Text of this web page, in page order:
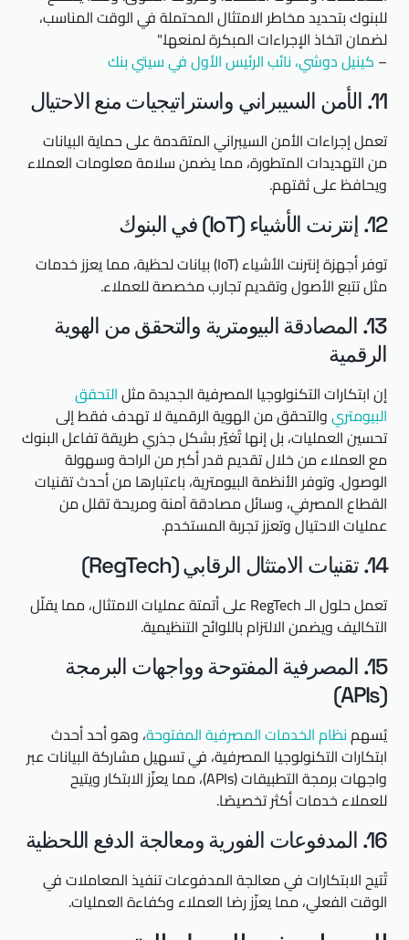
للبنوك بتحديد مخاطر الامتثال المحتملة في الوقت المناسب،
لضمان اتخاذ الإجراءات المبكرة لمنعها."
– كينيل دوشي، نائب الرئيس الأول في سيتي بنك
11. الأمن السيبراني واستراتيجيات منع الاحتيال
تعمل إجراءات الأمن السيبراني المتقدمة على حماية البيانات
من التهديدات المتطورة، مما يضمن سلامة معلومات العملاء
ويحافظ على ثقتهم.
12. إنترنت الأشياء (IoT) في البنوك
توفر أجهزة إنترنت الأشياء (IoT) بيانات لحظية، مما يعزز خدمات
مثل تتبع الأصول وتقديم تجارب مخصصة للعملاء.
13. المصادقة البيومترية والتحقق من الهوية
الرقمية
إن ابتكارات التكنولوجيا المصرفية الجديدة مثلالتحقق
البيومتريوالتحقق من الهوية الرقمية لا تهدف فقط إلى
تحسين العمليات، بل إنها تُغيّر بشكل جذري طريقة تفاعل البنوك
مع العملاء من خلال تقديم قدر أكبر من الراحة وسهولة
الوصول. وتوفر الأنظمة البيومترية، باعتبارها من أحدث تقنيات
القطاع المصرفي، وسائل مصادقة آمنة ومريحة تقلل من
عمليات الاحتيال وتعزز تجربة المستخدم.
14. تقنيات الامتثال الرقابي (RegTech)
تعمل حلول الـ RegTech على أتمتة عمليات الامتثال، مما يقلّل
التكاليف ويضمن الالتزام باللوائح التنظيمية.
15. المصرفية المفتوحة وواجهات البرمجة
(APIs)
يُسهمنظام الخدمات المصرفية المفتوحة، وهو أحد أحدث
ابتكارات التكنولوجيا المصرفية، في تسهيل مشاركة البيانات عبر
واجهات برمجة التطبيقات (APIs)، مما يعزّز الابتكار ويتيح
للعملاء خدمات أكثر تخصيصًا.
16. المدفوعات الفورية ومعالجة الدفع اللحظية
تُتيح الابتكارات في معالجة المدفوعات تنفيذ المعاملات في
الوقت الفعلي، مما يعزّز رضا العملاء وكفاءة العمليات.